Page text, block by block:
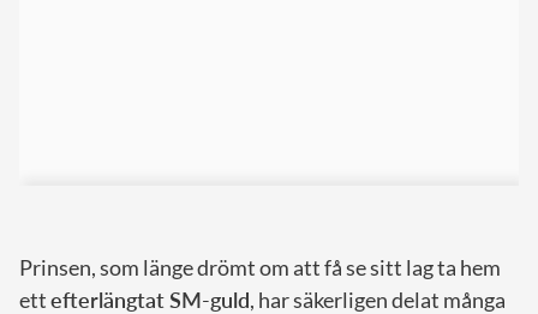
Prinsen, som länge drömt om att få se sitt lag ta hem
ettefterlängtat SM-guld, har säkerligen delat många